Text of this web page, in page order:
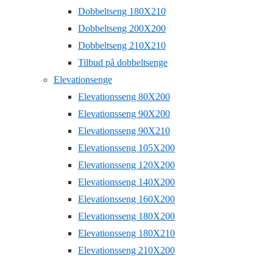
Dobbeltseng 180X210
Dobbeltseng 200X200
Dobbeltseng 210X210
Tilbud på dobbeltsenge
Elevationsenge
Elevationsseng 80X200
Elevationsseng 90X200
Elevationsseng 90X210
Elevationsseng 105X200
Elevationsseng 120X200
Elevationsseng 140X200
Elevationsseng 160X200
Elevationsseng 180X200
Elevationsseng 180X210
Elevationsseng 210X200